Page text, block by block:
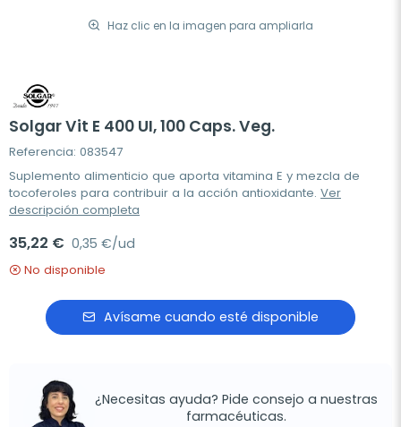
Haz clic en la imagen para ampliarla
Solgar Vit E 400 UI, 100 Caps. Veg.
Referencia: 083547
Suplemento alimenticio que aporta vitamina E y mezcla de
tocoferoles para contribuir a la acción antioxidante. Ver
descripción completa
35,22 € 0,35 €/ud
No disponible
Avísame cuando esté disponible
¿Necesitas ayuda? Pide consejo a nuestras
farmacéuticas.